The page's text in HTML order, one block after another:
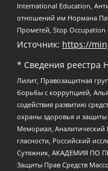
International Education,
отношений им Нормана
Прометей, Stop
Источник: https://
* Сведения реестра
Лилит, Правозащитная
борьбы с коррупцией,
содействия развитию
охраны здоровья и
Мемориал, Аналитический
гласности, Российский
Сутяжник, АКАДЕМИЯ ПО
Защиты Прав Средств